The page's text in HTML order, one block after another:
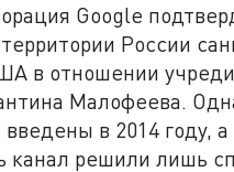
Google
России
в отношении
Малофеева.
в 2014 году, а
канал решили лишь